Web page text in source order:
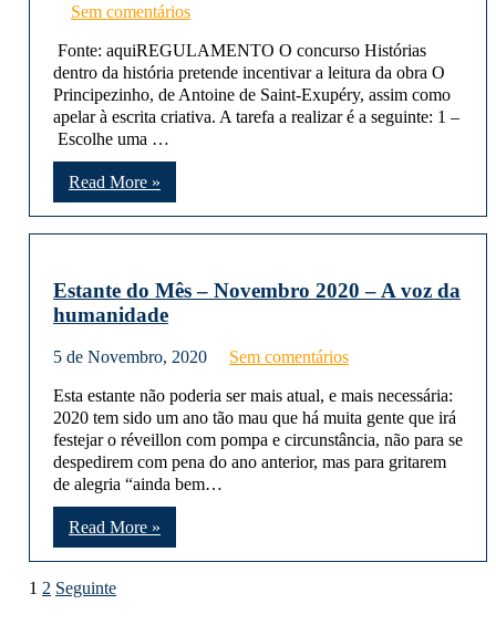
Sem comentários
Fonte: aquiREGULAMENTO O concurso Histórias
dentro da história pretende incentivar a leitura da obra O
Principezinho, de Antoine de Saint-Exupéry, assim como
apelar à escrita criativa. A tarefa a realizar é a seguinte: 1 –
Escolhe uma …
Read More »
Estante do Mês – Novembro 2020 – A voz da
humanidade
5 de Novembro, 2020 Sem comentários
Esta estante não poderia ser mais atual, e mais necessária:
2020 tem sido um ano tão mau que há muita gente que irá
festejar o réveillon com pompa e circunstância, não para se
despedirem com pena do ano anterior, mas para gritarem
de alegria “ainda bem…
Read More »
Paginação
1 2 Seguinte